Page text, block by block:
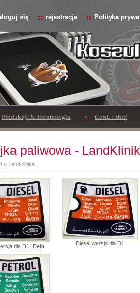
się rejestracja Polityka
Produkcja & Technologia CooL t-shirt
paliwowa -
» Landklinika
dla D2 i Defa Diesel wersja dla D1